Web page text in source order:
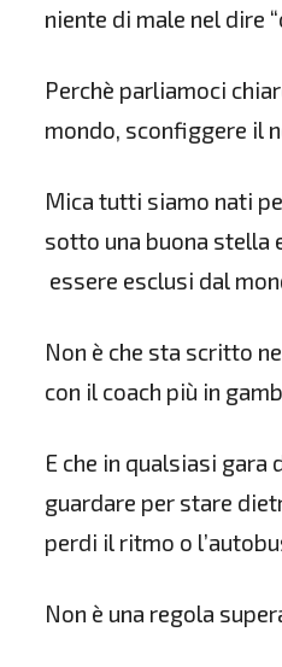
niente di male nel dire
Perchè parliamoci
mondo, sconfiggere il
Mica tutti siamo nati
sotto una buona stella
essere esclusi dal
Non è che sta scritto
con il coach più in
E che in qualsiasi
guardare per stare
perdi il ritmo o
Non è una regola